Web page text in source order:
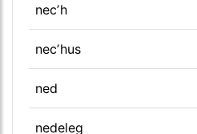
necʼh
necʼhus
ned
nedeleg